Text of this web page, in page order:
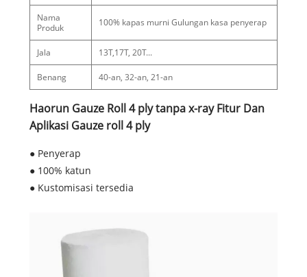
Nama
Produk
100% kapas murni Gulungan kasa penyerap
Jala 13T,17T, 20T...
Benang 40-an, 32-an, 21-an
Haorun Gauze Roll 4 ply tanpa x-ray Fitur Dan
Aplikasi Gauze roll 4 ply
● Penyerap
● 100% katun
● Kustomisasi tersedia